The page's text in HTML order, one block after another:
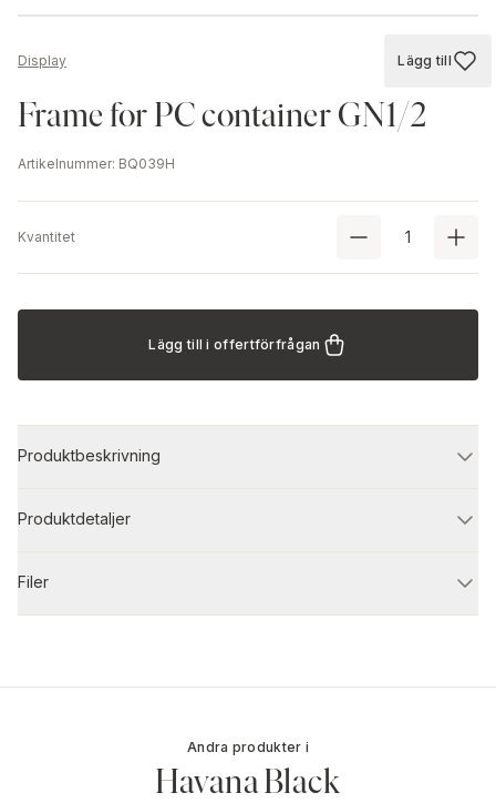
Display Lägg till
Lägg till
Frame for PC container GN1/2
Artikelnummer: BQ039H
Kvantitet
Lägg till i offertförfrågan
Produktbeskrivning
Produktdetaljer
Filer
Andra produkter i
Havana Black